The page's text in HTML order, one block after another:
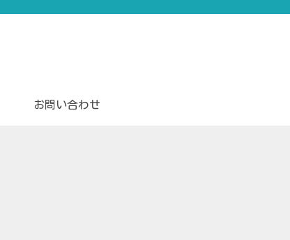
お問い合わせ